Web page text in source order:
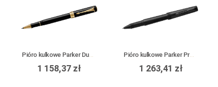
1 158,37 zł 1 263,41 zł